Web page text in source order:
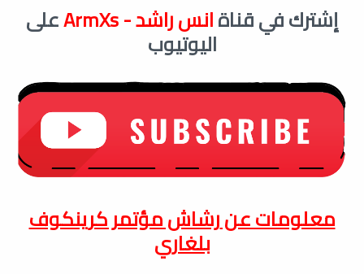
إشترك في قناةانس راشد - ArmXs على
اليوتيوب
معلومات عنرشاش مؤتمر كرينكوف
بلغاري